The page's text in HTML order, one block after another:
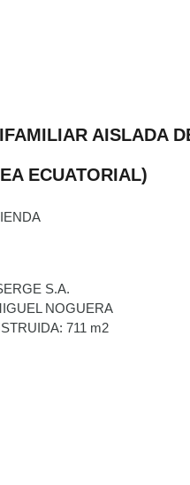
AISLADA
ECUATORIAL)
S.A.
NOGUERA
711 m2